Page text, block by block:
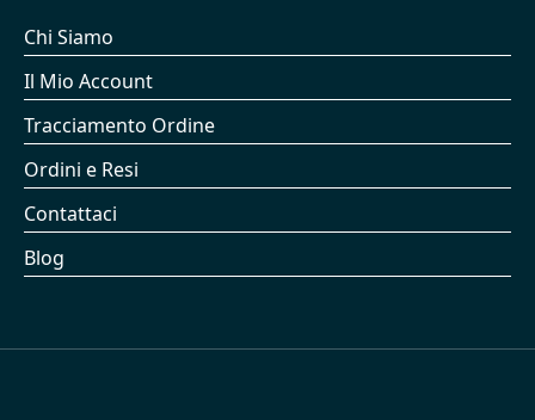
Chi Siamo
Il Mio Account
Tracciamento Ordine
Ordini e Resi
Contattaci
Blog